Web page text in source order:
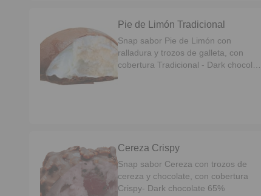
Pie de Limón Tradicional
Snap sabor Pie de Limón con
ralladura y trozos de galleta, con
cobertura Tradicional - Dark chocolate
Cereza Crispy
Snap sabor Cereza con trozos de
cereza y chocolate, con cobertura
Crispy- Dark chocolate 65%